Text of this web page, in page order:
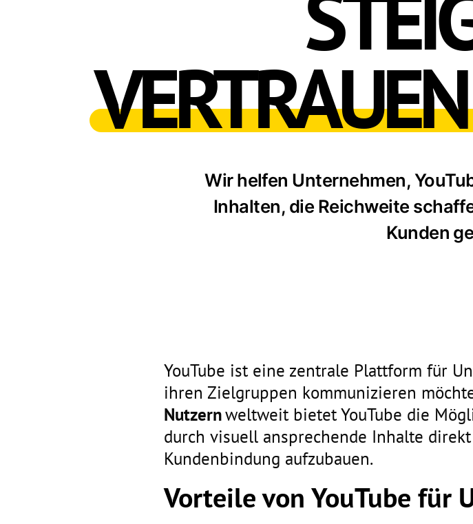
Wir helfen Unternehmen,
Inhalten, die Reichweite
Kunden
YouTube ist eine zentrale Plattform für
ihren Zielgruppen kommunizieren
Nutzernweltweit bietet YouTube die
durch visuell ansprechende Inhalte
Kundenbindung aufzubauen.
Vorteile von YouTube für